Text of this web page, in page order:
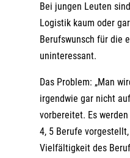
Bei jungen Leuten
Logistik kaum oder
Berufswunsch für die
uninteressant.
Das Problem: „Man
irgendwie gar nicht
vorbereitet. Es
4, 5 Berufe
Vielfältigkeit des